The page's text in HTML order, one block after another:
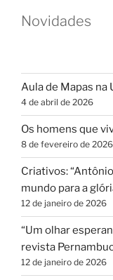
Novidades
Aula de Mapas na
4 de abril de 2026
Os homens que
8 de fevereiro de 2026
Criativos:
mundo para a
12 de janeiro de 2026
“Um olhar
revista
12 de janeiro de 2026